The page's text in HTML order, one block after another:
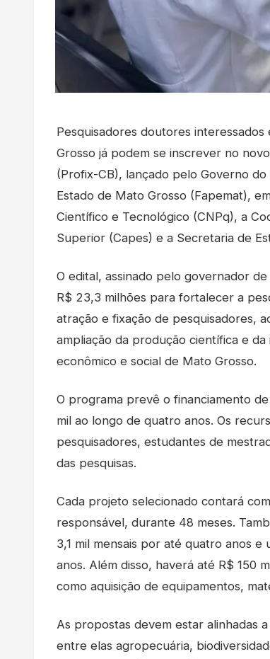
Pesquisadores doutores
Grosso já podem se inscrever no
(Profix-CB), lançado pelo Governo
Estado de Mato Grosso (Fapemat),
Científico e Tecnológico (CNPq), a
Superior (Capes) e a Secretaria de
O edital, assinado pelo governador
R$ 23,3 milhões para fortalecer a
atração e fixação de pesquisadores,
ampliação da produção científica e
econômico e social de Mato Grosso.
O programa prevê o financiamento
mil ao longo de quatro anos. Os
pesquisadores, estudantes de
das pesquisas.
Cada projeto selecionado contará
responsável, durante 48 meses.
3,1 mil mensais por até quatro anos e
anos. Além disso, haverá até R$ 150
como aquisição de equipamentos,
As propostas devem estar alinhadas
entre elas agropecuária,